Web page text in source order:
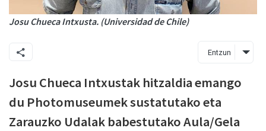
Josu Chueca Intxusta. (Universidad de Chile)
Entzun
Josu Chueca Intxustak hitzaldia emango
du Photomuseumek sustatutako eta
Zarauzko Udalak babestutako Aula/Gela